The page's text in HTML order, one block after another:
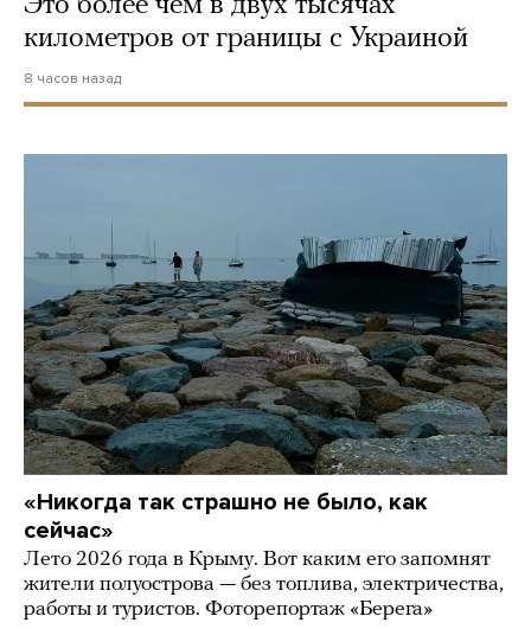
километров от границы с Украиной
8 часов назад
«Никогда так страшно не было, как
сейчас»
Лето 2026 года в Крыму. Вот каким его запомнят
жители полуострова — без топлива, электричества,
работы и туристов. Фоторепортаж «Берега»